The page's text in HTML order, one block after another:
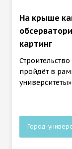
На крыше
картинг
пройдёт в
университеты»
Город-